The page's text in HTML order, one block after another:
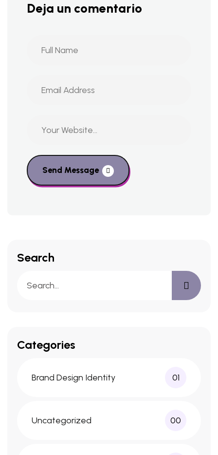
Deja un comentario
Send Message
Search
Categories
Brand Design Identity 01
Uncategorized 00